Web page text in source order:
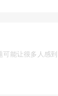
能让很多人感